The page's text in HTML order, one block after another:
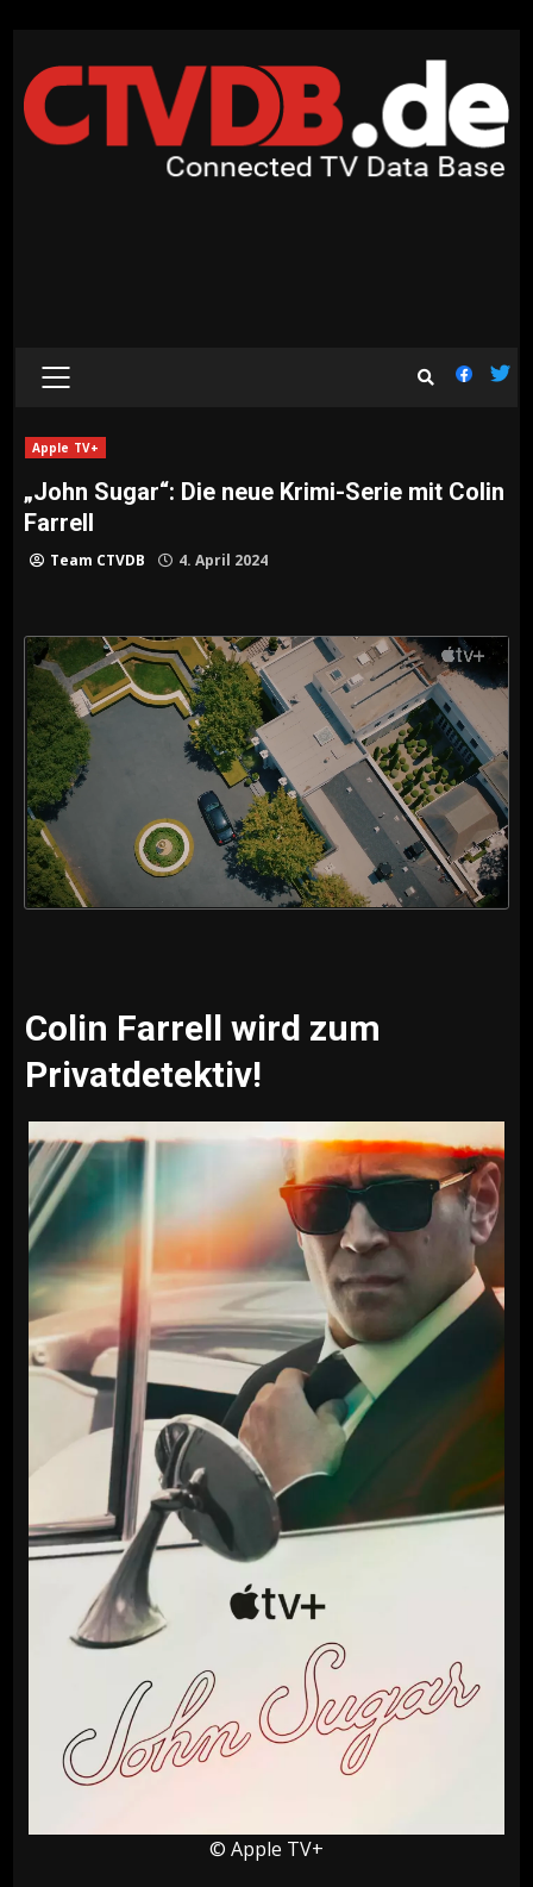
content
PRIMARY
Apple TV+
„John Sugar“: Die neue Krimi-Serie mit Colin
Farrell
Team CTVDB 4. April 2024
Colin Farrell wird zum
Privatdetektiv!
© Apple TV+